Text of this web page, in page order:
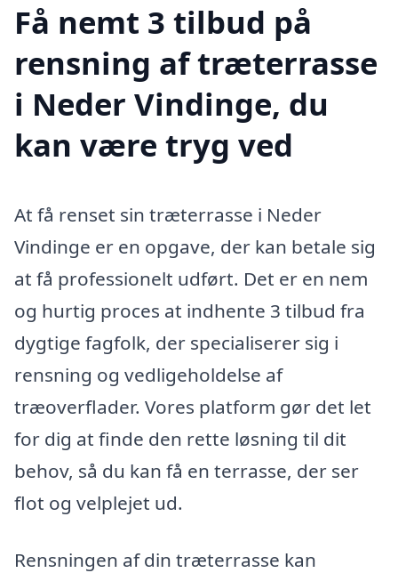
Få nemt 3 tilbud på
rensning af træterrasse
i Neder Vindinge, du
kan være tryg ved
At få renset sin træterrasse i Neder
Vindinge er en opgave, der kan betale sig
at få professionelt udført. Det er en nem
og hurtig proces at indhente 3 tilbud fra
dygtige fagfolk, der specialiserer sig i
rensning og vedligeholdelse af
træoverflader. Vores platform gør det let
for dig at finde den rette løsning til dit
behov, så du kan få en terrasse, der ser
flot og velplejet ud.
Rensningen af din træterrasse kan